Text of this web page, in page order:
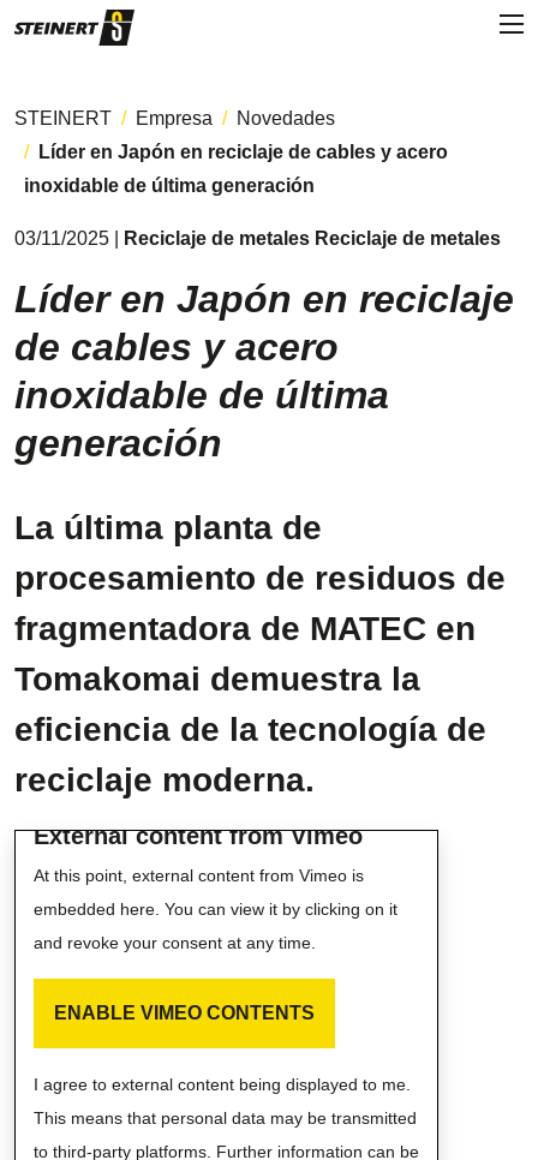
STEINERT Empresa
Novedades
Líder en Japón en reciclaje de cables y acero
inoxidable de última generación
03/11/2025 | Reciclaje de metales Reciclaje de metales
Líder en Japón en reciclaje
de cables y acero
inoxidable de última
generación
La última planta de
procesamiento de residuos de
fragmentadora de MATEC en
Tomakomai demuestra la
eficiencia de la tecnología de
reciclaje moderna.
External content from Vimeo
At this point, external content from Vimeo is
embedded here. You can view it by clicking on it
and revoke your consent at any time.
ENABLE VIMEO CONTENTS
I agree to external content being displayed to me.
This means that personal data may be transmitted
to third-party platforms. Further information can be